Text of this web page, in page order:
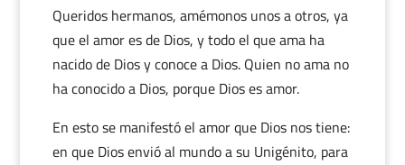
Queridos hermanos, amémonos unos a otros, ya
que el amor es de Dios, y todo el que ama ha
nacido de Dios y conoce a Dios. Quien no ama no
ha conocido a Dios, porque Dios es amor.
En esto se manifestó el amor que Dios nos tiene:
en que Dios envió al mundo a su Unigénito, para